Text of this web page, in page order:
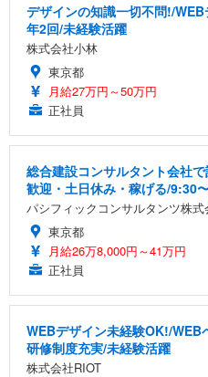
デザインの知識一切不問!/
年2回/未経験活躍
株式会社小林
東京都
月給27万円～50万円
正社員
総合建設コンサルタント会社
歓迎・土日休み・稼げる/9:30
パシフィックコンサルタンツ株式
東京都
月給26万8,000円～41万円
正社員
WEBデザイン未経験OK!/WEB
研修制度充実/未経験活躍
株式会社RIOT